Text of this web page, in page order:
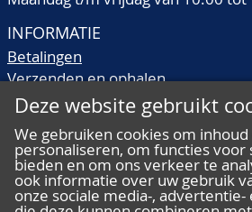
INFORMATIE
Betalingen
Verzenden en ophalen
Veilingtermen
Kwaliteitsomschrijvingen
Veelgestelde vragen
Deze website gebruikt
We gebruiken cookies om
personaliseren, om functies voor
bieden en om ons verkeer te
ook informatie over uw gebruik
onze sociale media-,